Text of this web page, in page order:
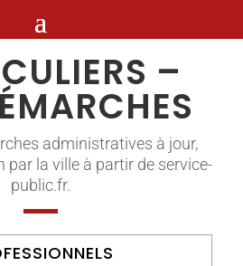
–
administratives à jour,
par la ville à partir de service-
public.fr.